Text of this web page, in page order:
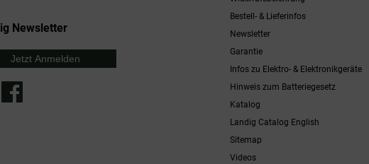
Newsletter
Jetzt Anmelden
Bestell- & Lieferinfos
Newsletter
Garantie
Infos zu Elektro- & Elektronikgeräte
Hinweis zum Batteriegesetz
Katalog
Landig Catalog English
Sitemap
Videos